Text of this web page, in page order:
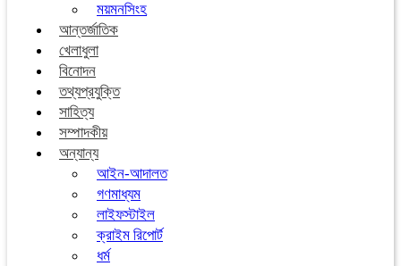
ময়মনসিংহ
আন্তর্জাতিক
খেলাধুলা
বিনোদন
তথ্যপ্রযুক্তি
সাহিত্য
সম্পাদকীয়
অন্যান্য
আইন-আদালত
গণমাধ্যম
লাইফস্টাইল
ক্রাইম রিপোর্ট
ধর্ম